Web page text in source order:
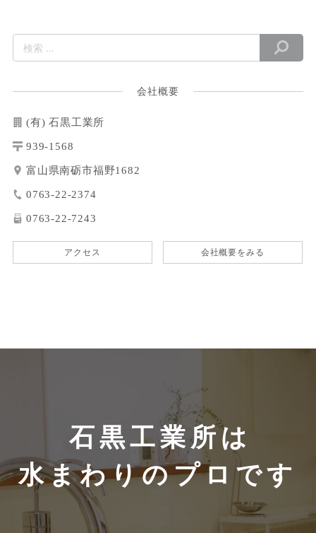
会社概要
(有) 石黒工業所
939-1568
富山県南砺市福野1682
0763-22-2374
0763-22-7243
アクセス 会社概要をみる
石黒工業所は
水まわりのプロです